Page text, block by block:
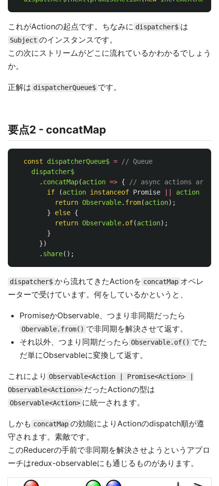
これがActionの起点です。ちなみに dispatcher$ は
Subject のインスタンスです。
この次にストリームがどこに流れているかわかるでしょう
か。
正解は dispatcherQueue$ です。
要点2 - concatMap
const dispatcherQueue$ =
// Queue
dispatcher$
. concatMap(action => {
// async actions are
if
(action instanceof Promise action
return Observable. from(action);
}
else {
return Observable. of(action);
}
})
. share();
dispatcher$ から流れてきたActionを concatMap オペレ
ーターで受けています。何をしているかというと、
PromiseかObservable、つまり非同期だったら
Obervable.from() で非同期を解決させて返す。
それ以外、つまり同期だったら Observable.of() でた
だ単にObservableに変換して返す。
これにより Observable<Action | Promise<Action> |
Observable<Action>> だったActionの型は
Observable<Action> に統一されます。
しかも concatMap の効能によりActionのdispatch順が遵
守されます。素敵です。
このReducerの手前で非同期を解決させようというアプロ
ーチはredux-observableにも通じるものがあります。